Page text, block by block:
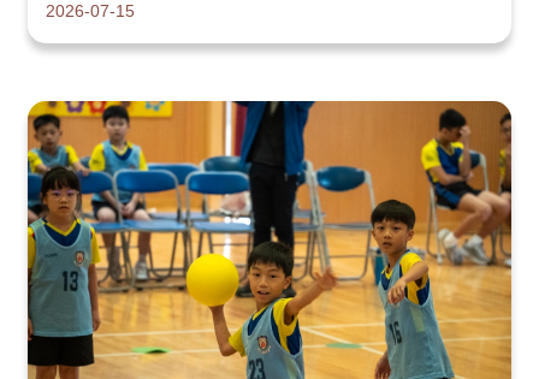
2026-07-15